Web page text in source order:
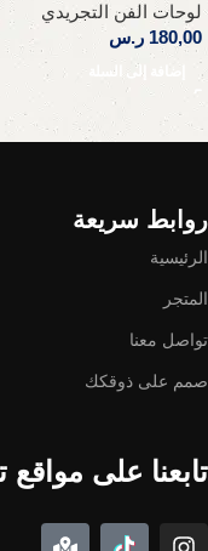
لوحات الفن التجريدي
180,00 ر.س
إضافة إلى السلة
Read More
روابط سريعة
الرئيسية
المتجر
تواصل معنا
صمم على ذوقكك
تابعنا على